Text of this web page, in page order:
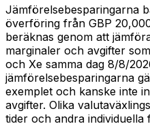
Jämförelsebesparingarna
överföring från GBP
beräknas genom att
marginaler och avgifter
och Xe samma dag 8/8/
jämförelsebesparingarna
exemplet och kanske inte
avgifter. Olika
tider och andra